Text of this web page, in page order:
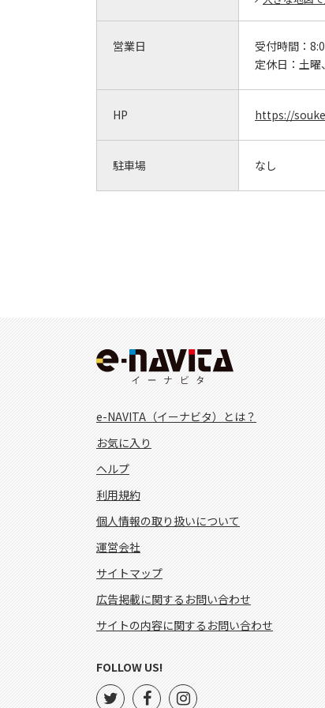
営業日 受付時間：
定休日： 土曜
HP https://
駐車場 なし
e-NAVITA（イーナビタ）とは？
お気に入り
ヘルプ
利用規約
個人情報の取り扱いについて
運営会社
サイトマップ
広告掲載に関するお問い合わせ
サイトの内容に関するお問い合わせ
FOLLOW US!